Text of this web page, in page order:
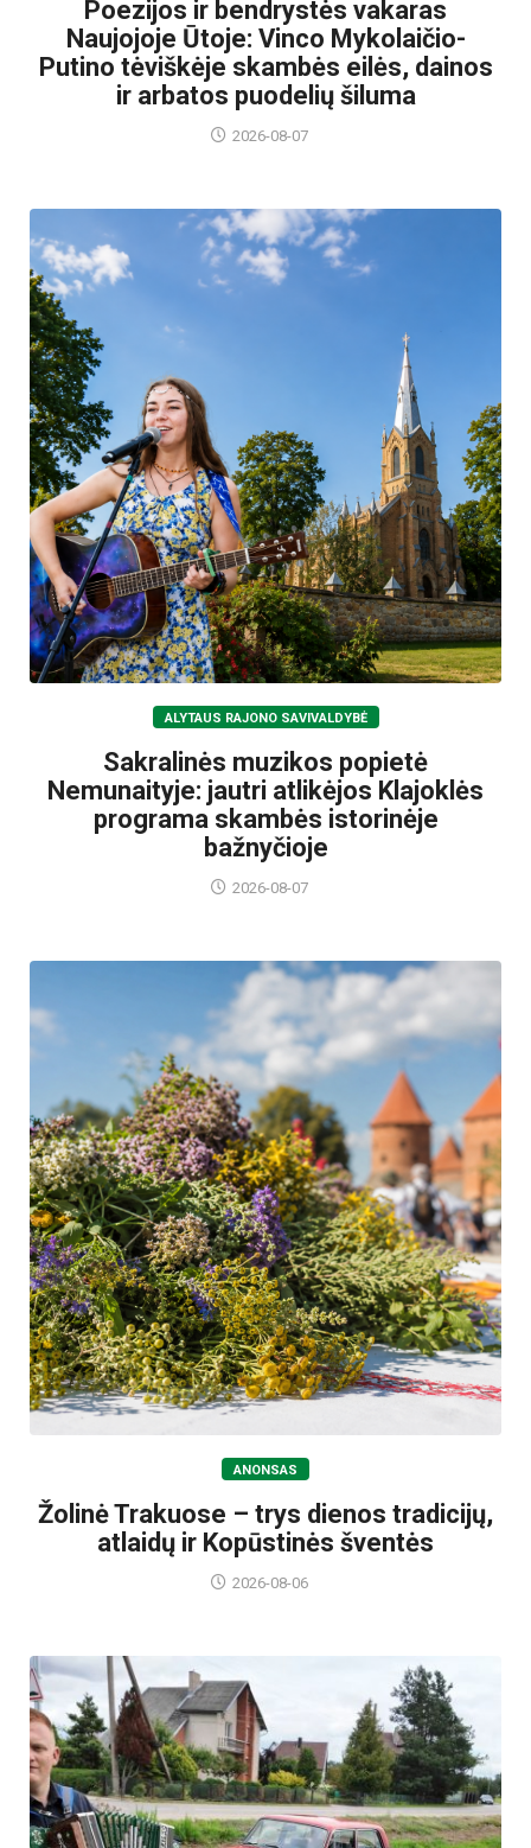
Poezijos ir bendrystės vakaras
Naujojoje Ūtoje: Vinco Mykolaičio-
Putino tėviškėje skambės eilės, dainos
ir arbatos puodelių šiluma
2026-08-07
ALYTAUS RAJONO SAVIVALDYBĖ
Sakralinės muzikos popietė
Nemunaityje: jautri atlikėjos Klajoklės
programa skambės istorinėje
bažnyčioje
2026-08-07
ANONSAS
Žolinė Trakuose – trys dienos tradicijų,
atlaidų ir Kopūstinės šventės
2026-08-06